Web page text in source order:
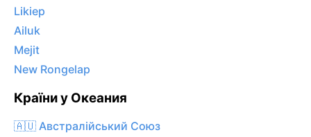
Likiep
Ailuk
Mejit
New Rongelap
Країни у Океания
🇦🇺 Австралійський Союз